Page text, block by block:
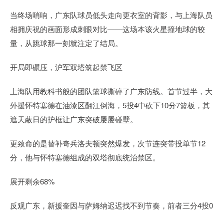
当终场哨响，广东队球员低头走向更衣室的背影，与上海队员
相拥庆祝的画面形成刺眼对比——这场本该火星撞地球的较
量，从跳球那一刻就注定了结局。
开局即碾压，沪军双塔筑起禁飞区
上海队用教科书般的团队篮球撕碎了广东防线。首节过半，大
外援怀特塞德在油漆区翻江倒海，5投4中砍下10分7篮板，其
遮天蔽日的护框让广东突破屡屡碰壁。
更致命的是替补奇兵洛夫顿突然爆发，次节连突带投单节12
分，他与怀特塞德组成的双塔彻底统治禁区。
展开剩余68%
反观广东，新援奎因与萨姆纳迟迟找不到节奏，前者三分4投0